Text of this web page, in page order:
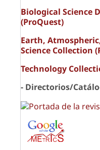
Biological Science
(ProQuest)
Earth,
Science Collection
Technology
- Directorios/